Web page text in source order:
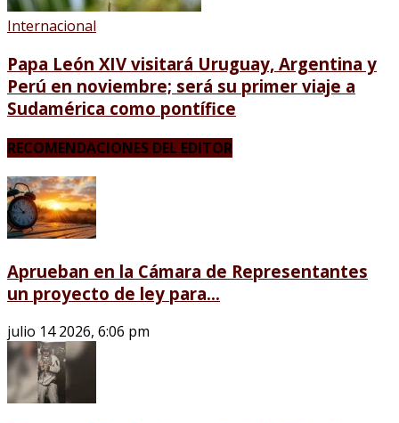
Internacional
Papa León XIV visitará Uruguay, Argentina y
Perú en noviembre; será su primer viaje a
Sudamérica como pontífice
RECOMENDACIONES DEL EDITOR
Aprueban en la Cámara de Representantes
un proyecto de ley para...
julio 14 2026, 6:06 pm